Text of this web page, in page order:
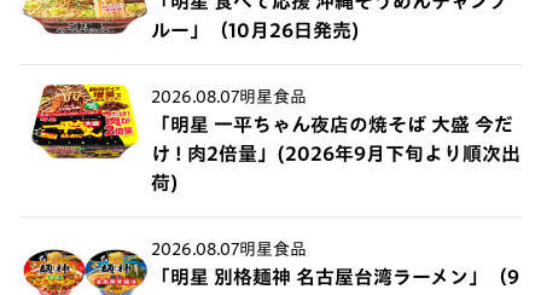
ルー」（10月26日発売)
2026.08.07明星食品
「明星 一平ちゃん夜店の焼そば 大盛 今だ
け ! 肉2倍量」(2026年9月下旬より順次出
荷)
2026.08.07明星食品
「明星 別格麺神 名古屋台湾ラーメン」（9